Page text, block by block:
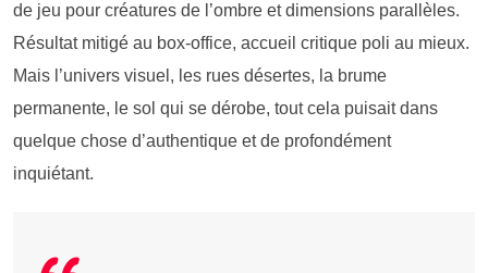
de jeu pour créatures de l’ombre et dimensions parallèles.
Résultat mitigé au box-office, accueil critique poli au mieux.
Mais l’univers visuel, les rues désertes, la brume
permanente, le sol qui se dérobe, tout cela puisait dans
quelque chose d’authentique et de profondément
inquiétant.